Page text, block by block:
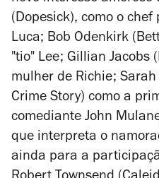
(Dopesick), como o
Luca; Bob Odenkirk (
"tio" Lee; Gillian Jacobs (
mulher de Richie; Sarah
Crime Story) como a
comediante John
que interpreta o
ainda para a